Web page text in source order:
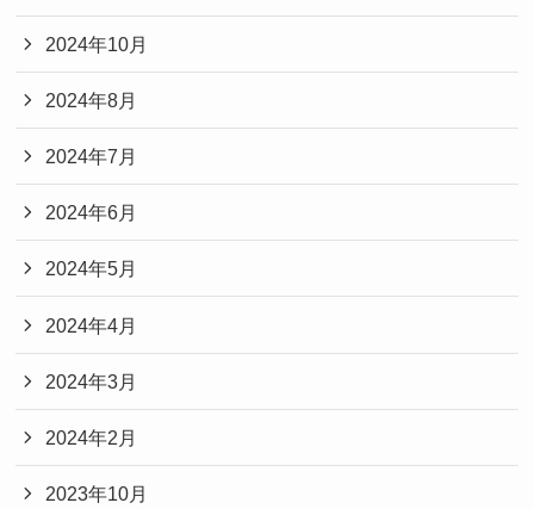
2024年10月
2024年8月
2024年7月
2024年6月
2024年5月
2024年4月
2024年3月
2024年2月
2023年10月